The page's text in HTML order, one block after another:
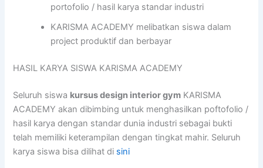
portofolio / hasil karya standar industri
KARISMA ACADEMY melibatkan siswa dalam
project produktif dan berbayar
HASIL KARYA SISWA KARISMA ACADEMY
Seluruh siswa kursus design interior gym KARISMA
ACADEMY akan dibimbing untuk menghasilkan poftofolio /
hasil karya dengan standar dunia industri sebagai bukti
telah memiliki keterampilan dengan tingkat mahir. Seluruh
karya siswa bisa dilihat di sini